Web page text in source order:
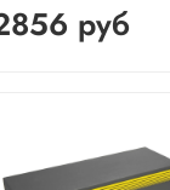
руб